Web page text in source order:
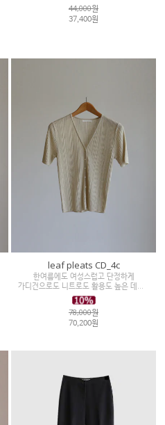
44,000원
37,400원
leaf pleats CD_4c
한여름에도 여성스럽고 단정하게
가디건으로도 니트로도 활용도 높은 데일리 아이템
78,000원
70,200원